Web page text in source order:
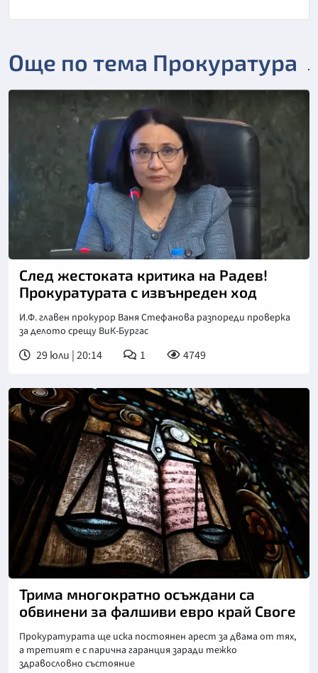
Още по тема Прокуратура
След жестоката критика на Радев!
Прокуратурата с извънреден ход
И.Ф. главен прокурор Ваня Стефанова разпореди проверка
за делото срещу ВиК-Бургас
29 юли | 20:14 1 4749
Снимка: БТА
Трима многократно осъждани са
обвинени за фалшиви евро край Своге
Прокуратурата ще иска постоянен арест за двама от тях,
а третият е с парична гаранция заради тежко
здравословно състояние